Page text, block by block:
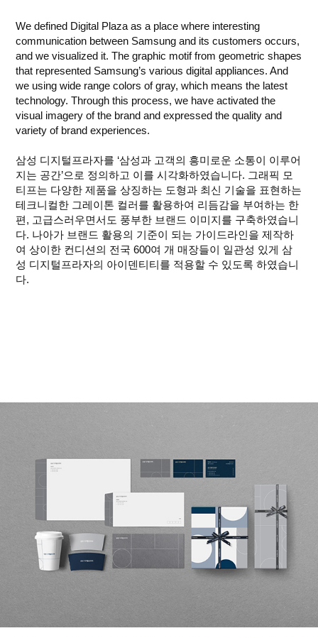
We defined Digital Plaza as a place where interesting
communication between Samsung and its customers occurs,
and we visualized it. The graphic motif from geometric shapes
that represented Samsung’s various digital appliances. And
we using wide range colors of gray, which means the latest
technology. Through this process, we have activated the
visual imagery of the brand and expressed the quality and
variety of brand experiences.
삼성 디지털프라자를 ‘삼성과 고객의 흥미로운 소통이 이루어
지는 공간’으로 정의하고 이를 시각화하였습니다. 그래픽 모
티프는 다양한 제품을 상징하는 도형과 최신 기술을 표현하는
테크니컬한 그레이톤 컬러를 활용하여 리듬감을 부여하는 한
편, 고급스러우면서도 풍부한 브랜드 이미지를 구축하였습니
다. 나아가 브랜드 활용의 기준이 되는 가이드라인을 제작하
여 상이한 컨디션의 전국 600여 개 매장들이 일관성 있게 삼
성 디지털프라자의 아이덴티티를 적용할 수 있도록 하였습니
다.